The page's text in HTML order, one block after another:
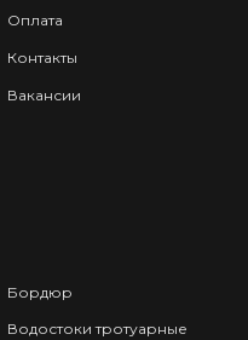
Оплата
Контакты
Вакансии
Бордюр
Водостоки тротуарные